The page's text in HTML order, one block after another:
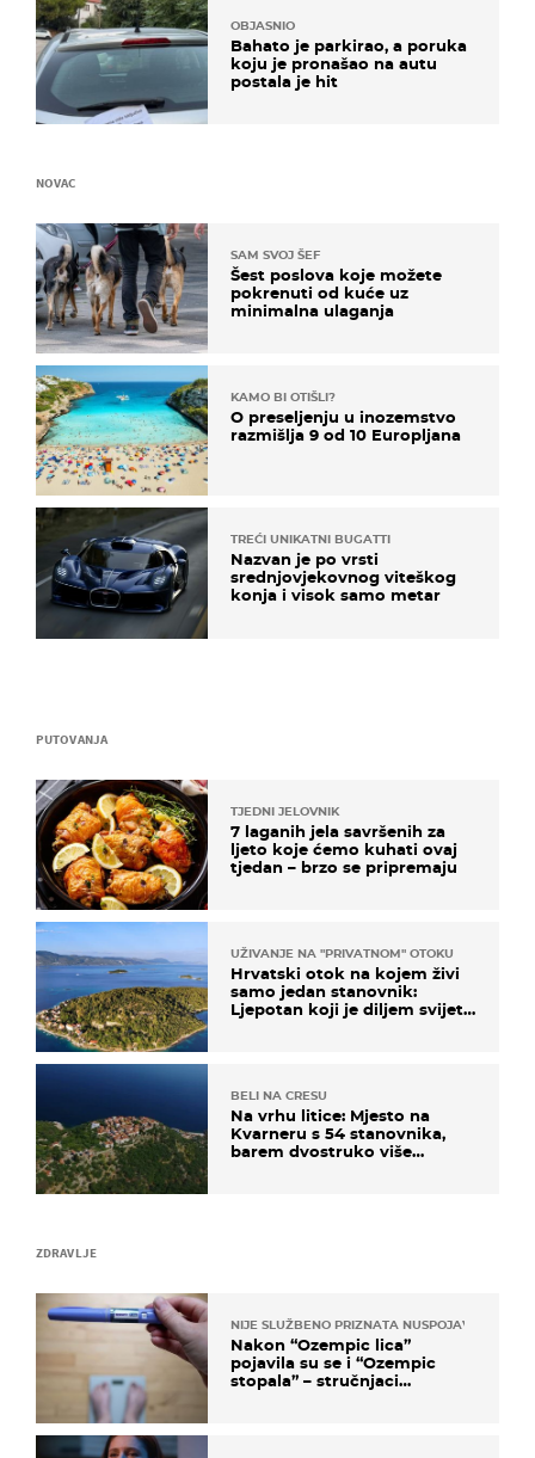
ZDRAVLJE
NIJE SLUŽBENO PRIZNATA NUSPOJAVA, ALI ...
Nakon “Ozempic lica”
pojavila su se i “Ozempic
stopala” – stručnjaci
OBJASNIO
Bahato je parkirao, a poruka
koju je pronašao na autu
postala je hit
PUTOVANJA
TJEDNI JELOVNIK
7 laganih jela savršenih za
ljeto koje ćemo kuhati ovaj
tjedan – brzo se pripremaju
UŽIVANJE NA "PRIVATNOM" OTOKU
Hrvatski otok na kojem živi
samo jedan stanovnik:
Ljepotan koji je diljem svijeta
BELI NA CRESU
Na vrhu litice: Mjesto na
Kvarneru s 54 stanovnika,
barem dvostruko više
NOVAC
SAM SVOJ ŠEF
Šest poslova koje možete
pokrenuti od kuće uz
minimalna ulaganja
KAMO BI OTIŠLI?
O preseljenju u inozemstvo
razmišlja 9 od 10 Europljana
TREĆI UNIKATNI BUGATTI
Nazvan je po vrsti
srednjovjekovnog viteškog
konja i visok samo metar